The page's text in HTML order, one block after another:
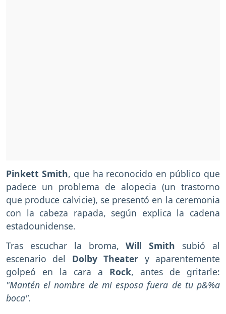
Pinkett Smith, que ha reconocido en público que
padece un problema de alopecia (un trastorno
que produce calvicie), se presentó en la ceremonia
con la cabeza rapada, según explica la cadena
estadounidense.
Tras escuchar la broma,Will Smith subió al
escenario del Dolby Theater y aparentemente
golpeó en la cara a Rock, antes de gritarle:
"Mantén el nombre de mi esposa fuera de tu p&%a
boca".